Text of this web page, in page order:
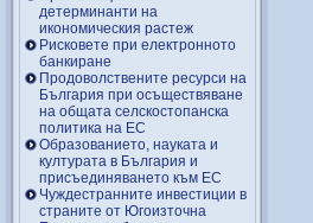
детерминанти на
икономическия растеж
Рисковете при електронното
банкиране
Продоволствените ресурси на
България при осъществяване
на общата селскостопанска
политика на ЕС
Образованието, науката и
културата в България и
присъединяването към ЕС
Чуждестранните инвестиции в
страните от Югоизточна